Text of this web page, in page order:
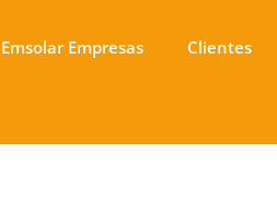
Emsolar Empresas Clientes